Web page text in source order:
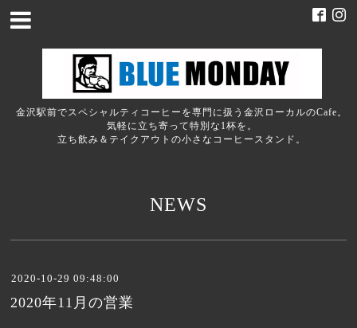
金沢駅前でスペシャルティコーヒーを専門に扱う金沢ローカルのCafe。
気軽に立ち寄って特別な1杯を。
立ち飲み＆テイクアウトの小さなコーヒースタンド。
NEWS
2020-10-29 09:48:00
2020年11月の営業